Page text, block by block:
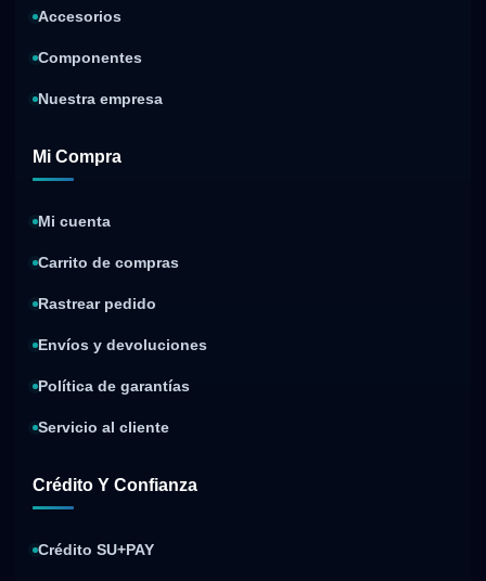
Accesorios
Componentes
Nuestra empresa
Mi Compra
Mi cuenta
Carrito de compras
Rastrear pedido
Envíos y devoluciones
Política de garantías
Servicio al cliente
Crédito Y Confianza
Crédito SU+PAY